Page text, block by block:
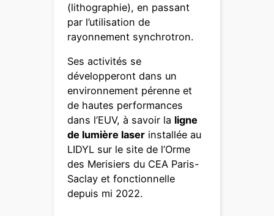
(lithographie), en passant
par l’utilisation de
rayonnement synchrotron.
Ses activités se
développeront dans un
environnement pérenne et
de hautes performances
dans l’EUV, à savoir la ligne
de lumière laser installée au
LIDYL sur le site de l’Orme
des Merisiers du CEA Paris-
Saclay et fonctionnelle
depuis mi 2022.